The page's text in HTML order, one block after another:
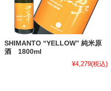
SHIMANTO “YELLOW” 純米原
酒 1800ml
¥4,279(税込)